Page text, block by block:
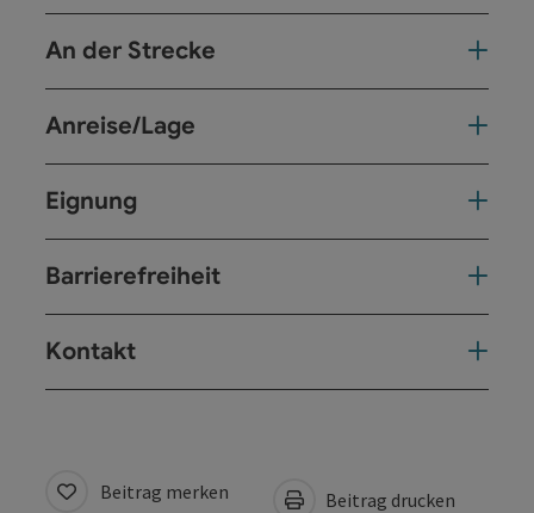
An der Strecke
Anreise/Lage
Eignung
Barrierefreiheit
Kontakt
Beitrag merken Beitrag drucken